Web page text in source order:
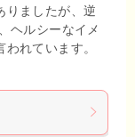
りましたが、逆
ヘルシーなイメ
れています。